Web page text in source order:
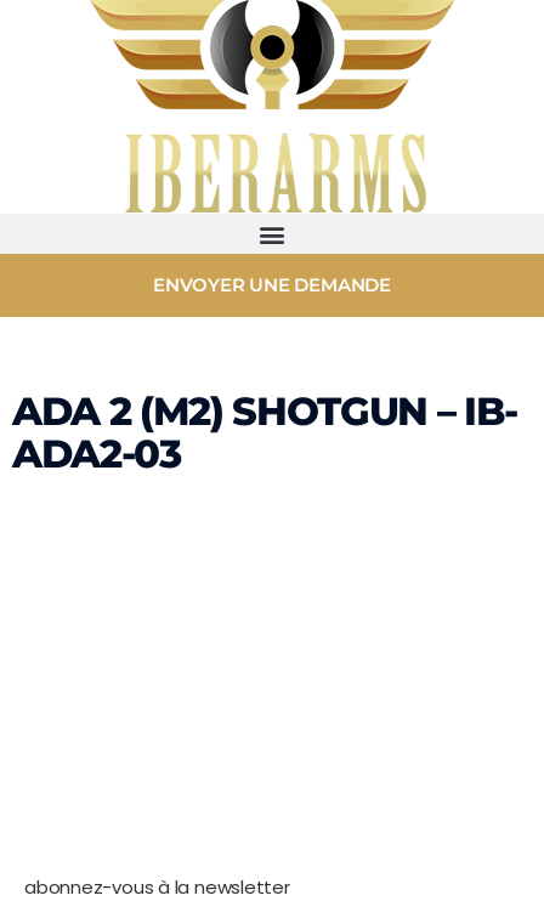
ENVOYER UNE DEMANDE
ADA 2 (M2) SHOTGUN – IB-
ADA2-03
abonnez-vous à la newsletter